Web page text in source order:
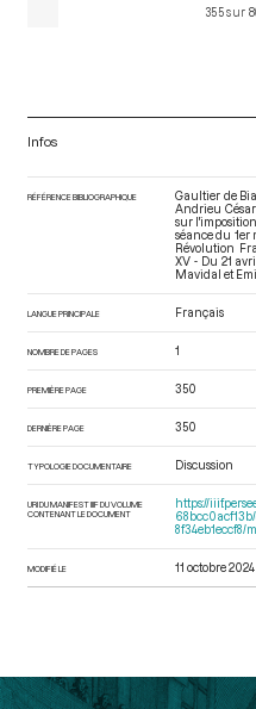
355 sur
Infos
RÉFÉRENCE BIBLIOGRAPHIQUE
Gaultier de
Andrieu
sur
séance du 1er
Révolution
XV - Du 21
Mavidal et
LANGUE PRINCIPALE Français
NOMBRE DE PAGES 1
PREMIÈRE PAGE 350
DERNIÈRE PAGE 350
TYPOLOGIE DOCUMENTAIRE Discussion
URI DU MANIFEST IIIF DU VOLUME
CONTENANT LE DOCUMENT
https://
8f34eb1eccf8/
MODIFIÉ LE 11 octobre